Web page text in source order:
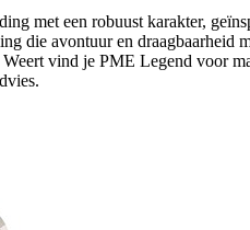
met een robuust karakter,
die avontuur en draagbaarheid
vind je PME Legend voor